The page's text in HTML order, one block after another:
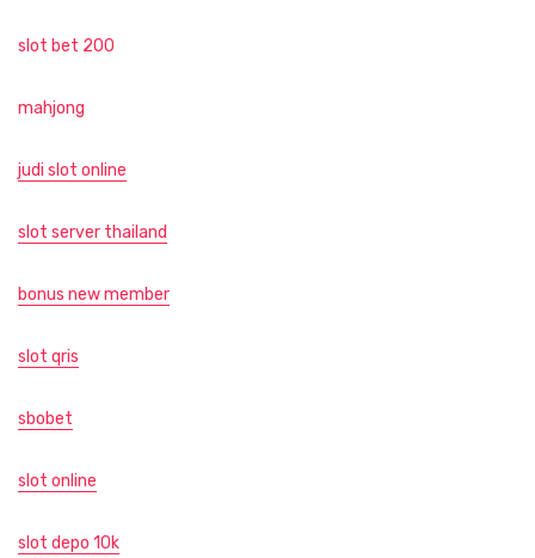
slot bet 200
mahjong
judi slot online
slot server thailand
bonus new member
slot qris
sbobet
slot online
slot depo 10k